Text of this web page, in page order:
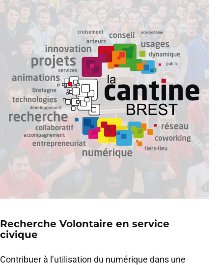
Recherche Volontaire en service
civique
Contribuer à l’utilisation du numérique dans une